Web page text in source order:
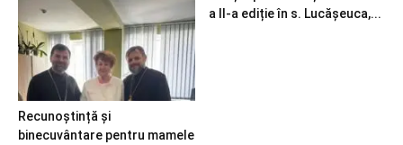
Recunoștință și
binecuvântare pentru mamele
a II-a ediție în s. Lucășeuca,...